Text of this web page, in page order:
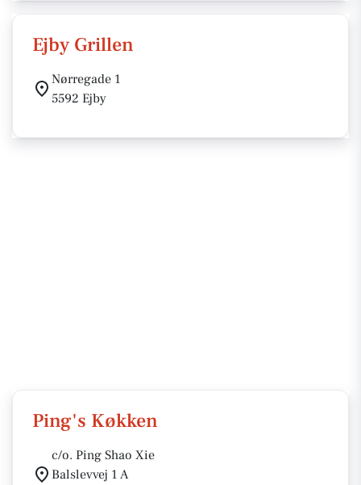
Ejby Grillen
Nørregade 1
5592 Ejby
Ping's Køkken
c/o. Ping Shao Xie
Balslevvej 1 A